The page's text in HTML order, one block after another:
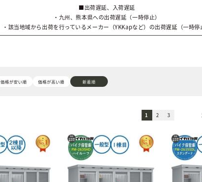
■出荷遅延、入荷遅延
・九州、熊本県への出荷遅延（一時停止）
・該当地域から出荷を行っているメーカー（YKKapなど）の出荷遅延（一時停
価格が安い順 価格が高い順 新着順
1 2 3